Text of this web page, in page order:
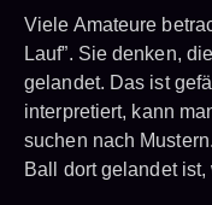
Viele Amateure
Lauf”. Sie denken,
gelandet. Das ist
interpretiert, kann
suchen nach
Ball dort gelandet ist,